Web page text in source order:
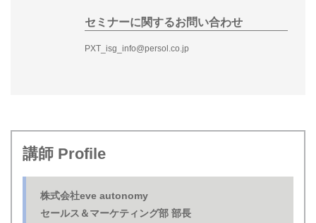
セミナーに関するお問い合わせ
PXT_isg_info@persol.co.jp
講師 Profile
株式会社eve autonomy
セールス＆マーケティング部 部長